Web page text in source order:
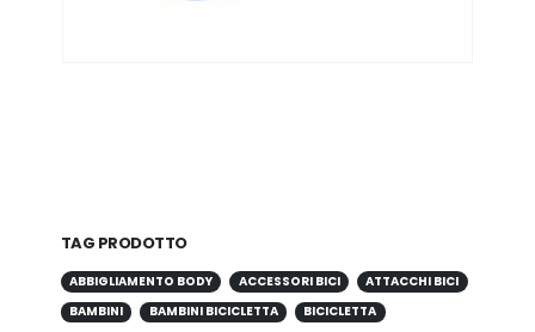
TAG PRODOTTO
ABBIGLIAMENTO BODY ACCESSORI BICI
ATTACCHI BICI
BAMBINI
BAMBINI BICICLETTA
BICICLETTA